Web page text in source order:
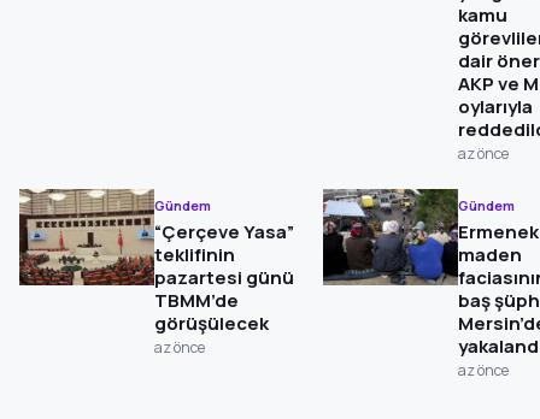
kamu
dair
AKP ve
oylarıyla
az önce
Gündem
“Çerçeve Yasa”
teklifinin
pazartesi günü
TBMM’de
görüşülecek
az önce
Gündem
maden
baş
az önce